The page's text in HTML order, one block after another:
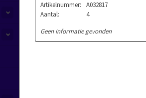
Artikelnummer:
A032817
Aantal:
4
Geen informatie gevonden